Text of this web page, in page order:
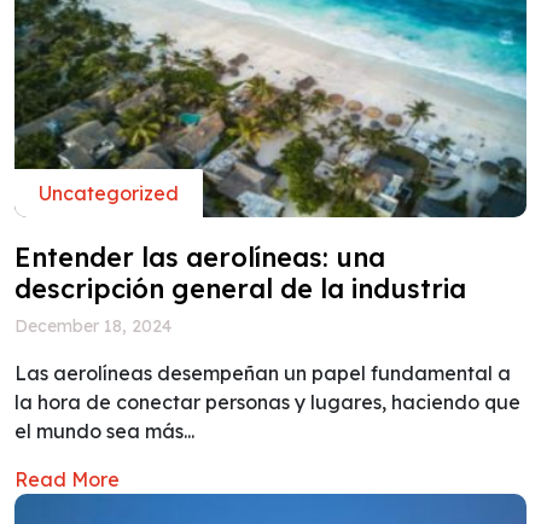
Uncategorized
Entender las aerolíneas: una
descripción general de la industria
December 18, 2024
Las aerolíneas desempeñan un papel fundamental a
la hora de conectar personas y lugares, haciendo que
el mundo sea más...
Read More